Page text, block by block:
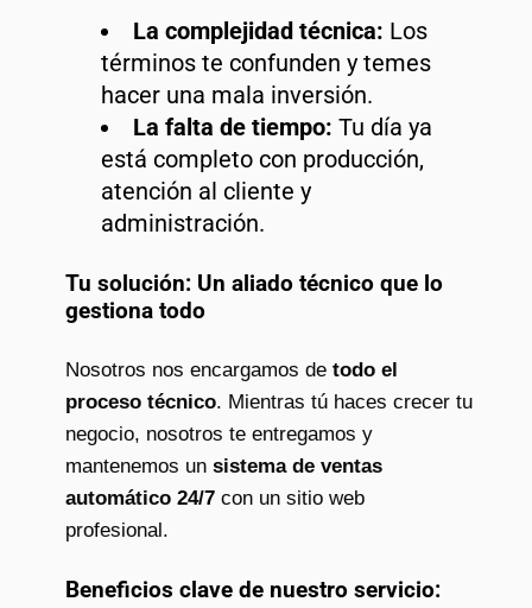
La complejidad técnica: Los
términos te confunden y temes
hacer una mala inversión.
La falta de tiempo: Tu día ya
está completo con producción,
atención al cliente y
administración.
Tu solución: Un aliado técnico que lo
gestiona todo
Nosotros nos encargamos de todo el
proceso técnico. Mientras tú haces crecer tu
negocio, nosotros te entregamos y
mantenemos un sistema de ventas
automático 24/7 con un sitio web
profesional.
Beneficios clave de nuestro servicio: